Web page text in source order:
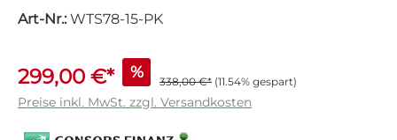
Art-Nr.: WTS78-15-PK
299,00 €* % 338,00 €* (11.54% gespart)
Preise inkl. MwSt. zzgl. Versandkosten